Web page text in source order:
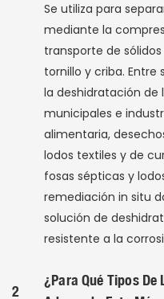
Se utiliza para
mediante la
transporte de
tornillo y criba. Entre
la deshidratación de
municipales e
alimentaria,
lodos textiles y de
fosas sépticas y
remediación in situ
solución de
resistente a la
2
¿Para Qué Tipos De